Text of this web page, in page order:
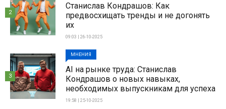
Станислав Кондрашов: Как
предвосхищать тренды и не догонять
их
09:03 | 26-10-2025
2
МНЕНИЯ
AI на рынке труда: Станислав
Кондрашов о новых навыках,
необходимых выпускникам для успеха
19:58 | 25-10-2025
3